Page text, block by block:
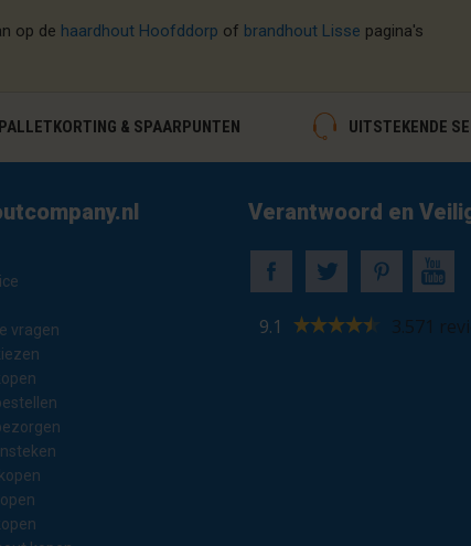
op de haardhout Hoofddorp of brandhout Lisse pagina's
& SPAARPUNTEN UITSTEKENDE
vragen
Verantwoord en
9.1 3.571